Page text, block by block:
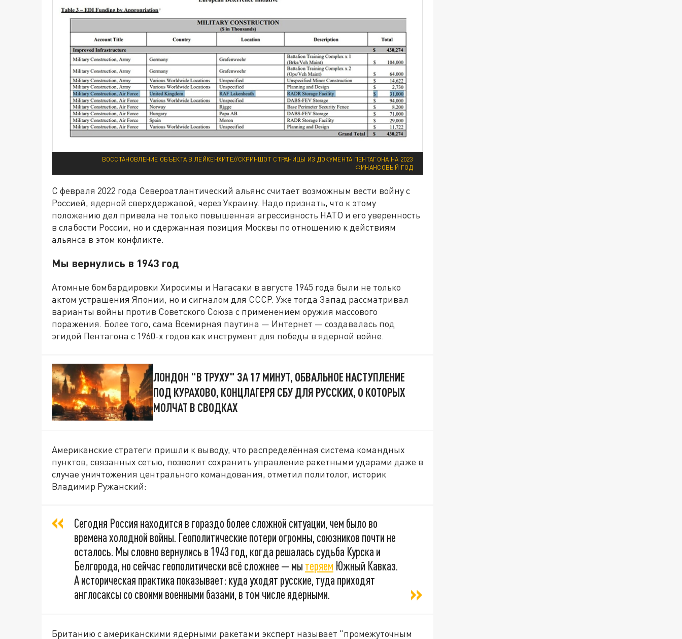
ВОССТАНОВЛЕНИЕ ОБЪЕКТА В ЛЕЙКЕНХИТЕ//СКРИНШОТ СТРАНИЦЫ ИЗ ДОКУМЕНТА ПЕНТАГОНА НА 2023
ФИНАНСОВЫЙ ГОД
С февраля 2022 года Североатлантический альянс считает возможным вести войну с
Россией, ядерной сверхдержавой, через Украину. Надо признать, что к этому
положению дел привела не только повышенная агрессивность НАТО и его уверенность
в слабости России, но и сдержанная позиция Москвы по отношению к действиям
альянса в этом конфликте.
Мы вернулись в 1943 год
Атомные бомбардировки Хиросимы и Нагасаки в августе 1945 года были не только
актом устрашения Японии, но и сигналом для СССР. Уже тогда Запад рассматривал
варианты войны против Советского Союза с применением оружия массового
поражения. Более того, сама Всемирная паутина — Интернет — создавалась под
эгидой Пентагона с 1960-х годов как инструмент для победы в ядерной войне.
ЛОНДОН "В ТРУХУ" ЗА 17 МИНУТ, ОБВАЛЬНОЕ НАСТУПЛЕНИЕ
ПОД КУРАХОВО, КОНЦЛАГЕРЯ СБУ ДЛЯ РУССКИХ, О КОТОРЫХ
МОЛЧАТ В СВОДКАХ
Американские стратеги пришли к выводу, что распределённая система командных
пунктов, связанных сетью, позволит сохранить управление ракетными ударами даже в
случае уничтожения центрального командования, отметил политолог, историк
Владимир Ружанский:
Сегодня Россия находится в гораздо более сложной ситуации, чем было во
времена холодной войны. Геополитические потери огромны, союзников почти не
осталось. Мы словно вернулись в 1943 год, когда решалась судьба Курска и
Белгорода, но сейчас геополитически всё сложнее — мы теряем Южный Кавказ.
А историческая практика показывает: куда уходят русские, туда приходят
англосаксы со своими военными базами, в том числе ядерными.
Британию с американскими ядерными ракетами эксперт называет "промежуточным